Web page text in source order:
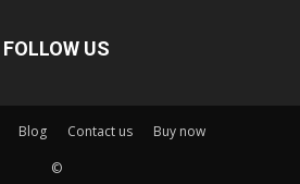
FOLLOW US
Blog Contact us
Buy now
©